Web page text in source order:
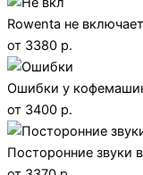
Rowenta не
от 3380 р.
Ошибки у
от 3400 р.
Посторонние звуки